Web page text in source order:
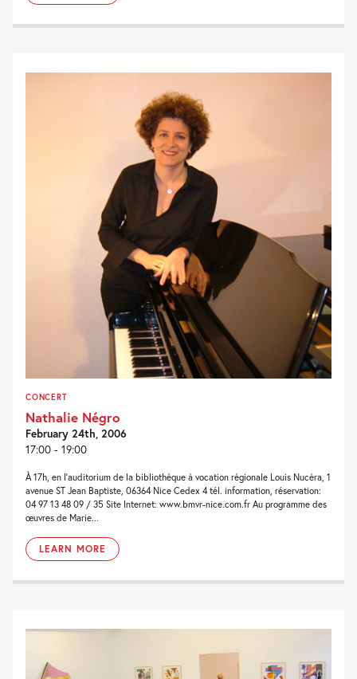
CONCERT
Nathalie Négro
February 24th, 2006
17:00 - 19:00
À 17h, en l’auditorium de la bibliothèque à vocation régionale Louis Nucéra, 1
avenue ST Jean Baptiste, 06364 Nice Cedex 4 tél. information, réservation:
04 97 13 48 09 / 35 Site Internet: www.bmvr-nice.com.fr Au programme des
œuvres de Marie...
LEARN MORE